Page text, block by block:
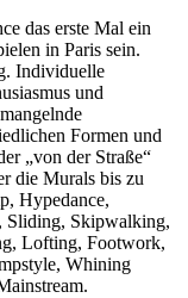
das erste Mal ein
in Paris sein.
Individuelle
und
Formen und
„von der Straße“
die Murals bis zu
Hypedance,
Sliding, Skipwalking,
Lofting, Footwork,
Whining